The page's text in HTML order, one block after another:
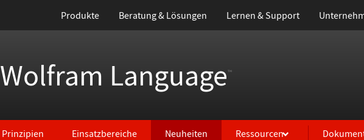
Produkte Beratung & Lösungen Lernen & Support
Wolfram Language™
Prinzipien Einsatzbereiche Neuheiten Ressourcen